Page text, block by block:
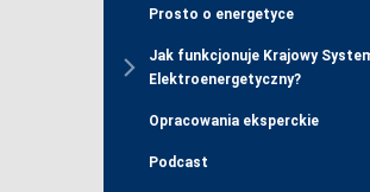
Prosto o energetyce
Jak funkcjonuje Krajowy
Elektroenergetyczny?
Opracowania eksperckie
Podcast